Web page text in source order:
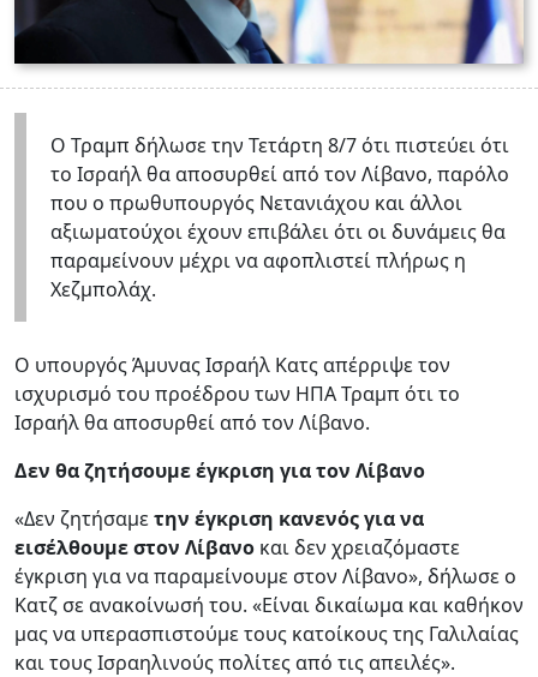
Ο Τραμπ δήλωσε την Τετάρτη 8/7 ότι πιστεύει ότι
το Ισραήλ θα αποσυρθεί από τον Λίβανο, παρόλο
που ο πρωθυπουργός Νετανιάχου και άλλοι
αξιωματούχοι έχουν επιβάλει ότι οι δυνάμεις θα
παραμείνουν μέχρι να αφοπλιστεί πλήρως η
Χεζμπολάχ.
Ο υπουργός Άμυνας Ισραήλ Κατς απέρριψε τον
ισχυρισμό του προέδρου των ΗΠΑ Τραμπ ότι το
Ισραήλ θα αποσυρθεί από τον Λίβανο.
Δεν θα ζητήσουμε έγκριση για τον Λίβανο
«Δεν ζητήσαμετην έγκριση κανενός για να
εισέλθουμε στον Λίβανο και δεν χρειαζόμαστε
έγκριση για να παραμείνουμε στον Λίβανο», δήλωσε ο
Κατζ σε ανακοίνωσή του. «Είναι δικαίωμα και καθήκον
μας να υπερασπιστούμε τους κατοίκους της Γαλιλαίας
και τους Ισραηλινούς πολίτες από τις απειλές».